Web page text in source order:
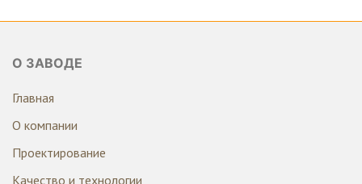
О ЗАВОДЕ
Главная
О компании
Проектирование
Качество и технологии